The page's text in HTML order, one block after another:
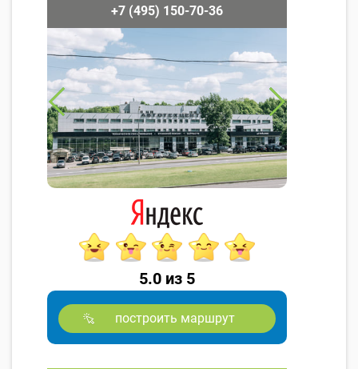
+7 (495) 150-70-36
5.0 из 5
построить маршрут